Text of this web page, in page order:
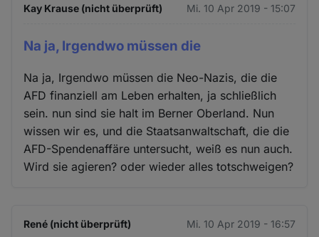
Kay Krause (nicht überprüft) Mi. 10 Apr 2019 - 15:07
Na ja, Irgendwo müssen die
Na ja, Irgendwo müssen die Neo-Nazis, die die
AFD finanziell am Leben erhalten, ja schließlich
sein. nun sind sie halt im Berner Oberland. Nun
wissen wir es, und die Staatsanwaltschaft, die die
AFD-Spendenaffäre untersucht, weiß es nun auch.
Wird sie agieren? oder wieder alles totschweigen?
René (nicht überprüft) Mi. 10 Apr 2019 - 16:57